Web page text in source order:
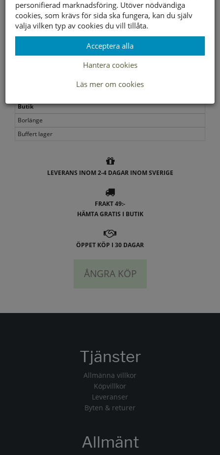
Foder material Textil/Syntet
Storleksguide
Slut i webbshopen
Lagerstatus per butik
Butik
Borlänge
Buffert lager
LEVERANS INOM 2-4 DAGAR INOM SVERIGE
FRAKT 49:-
HÄMTA GRATIS I BUTIK
ÖPPET KÖP I 30 DAGAR
ÅNGRA KÖP
personifierad marknadsföring. Utöver nödvändiga
cookies, som krävs för sida ska fungera, kan du själv
välja vilken typ av cookies du vill tillåta.
Acceptera alla
Hantera cookies
Läs mer om cookies
Tjänster
Allmänna villkor
Köpvillkor
Leveranser
Byten & returer
Allmänt